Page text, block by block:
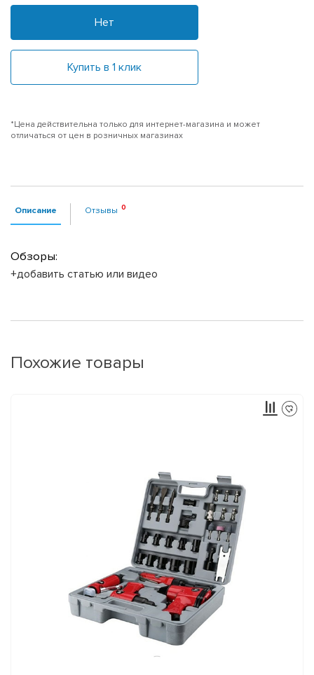
Нет
Купить в 1 клик
*Цена действительна только для интернет-магазина и может
отличаться от цен в розничных магазинах
Описание Отзывы
Обзоры:
+добавить статью или видео
Похожие товары